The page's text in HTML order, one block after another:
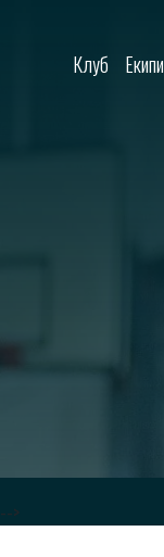
Клуб Екипи
-->